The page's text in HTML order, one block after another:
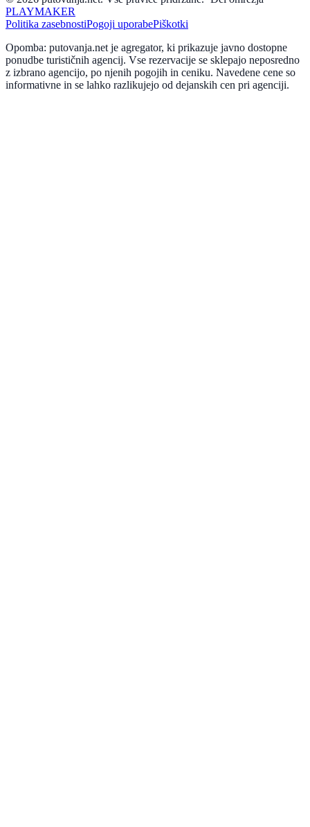
PLAYMAKER
Politika zasebnostiPogoji uporabePiškotki
Opomba: putovanja.net je agregator, ki prikazuje javno dostopne
ponudbe turističnih agencij. Vse rezervacije se sklepajo neposredno
z izbrano agencijo, po njenih pogojih in ceniku. Navedene cene so
informativne in se lahko razlikujejo od dejanskih cen pri agenciji.